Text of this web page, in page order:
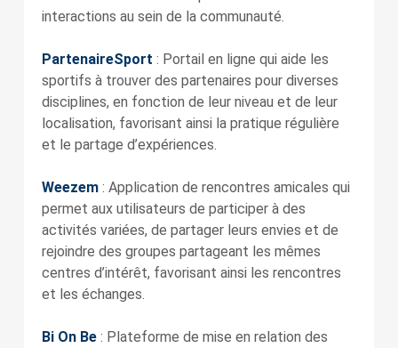
interactions au sein de la communauté.
PartenaireSport : Portail en ligne qui aide les
sportifs à trouver des partenaires pour diverses
disciplines, en fonction de leur niveau et de leur
localisation, favorisant ainsi la pratique régulière
et le partage d’expériences.
Weezem: Application de rencontres amicales qui
permet aux utilisateurs de participer à des
activités variées, de partager leurs envies et de
rejoindre des groupes partageant les mêmes
centres d’intérêt, favorisant ainsi les rencontres
et les échanges.
Bi On Be: Plateforme de mise en relation des